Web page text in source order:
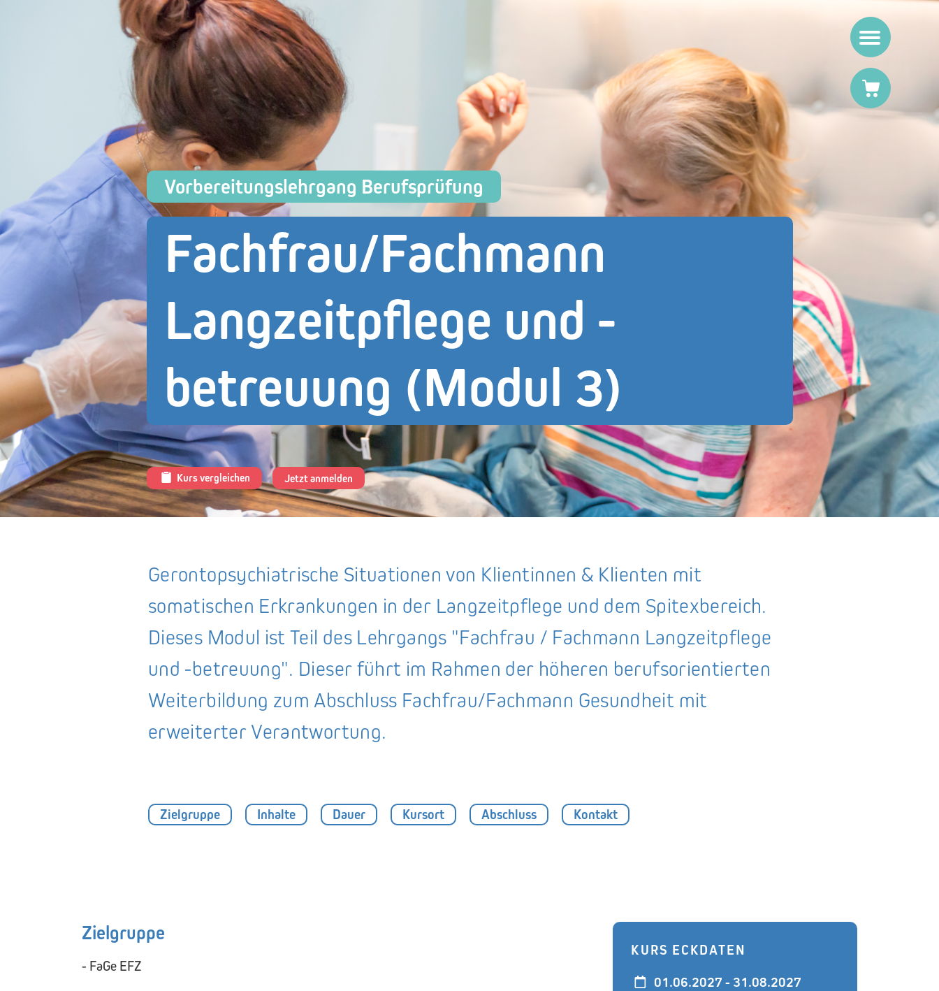
Team
Über XUND
Vorbereitungslehrgang Berufsprüfung
Fachfrau/Fachmann
Langzeitpflege und -
betreuung (Modul 3)
Kurs vergleichen Jetzt anmelden
Gerontopsychiatrische Situationen von Klientinnen & Klienten mit
somatischen Erkrankungen in der Langzeitpflege und dem Spitexbereich.
Dieses Modul ist Teil des Lehrgangs "Fachfrau / Fachmann Langzeitpflege
und -betreuung". Dieser führt im Rahmen der höheren berufsorientierten
Weiterbildung zum Abschluss Fachfrau/Fachmann Gesundheit mit
erweiterter Verantwortung.
Zielgruppe Inhalte Dauer Kursort Abschluss Kontakt
Zielgruppe
- FaGe EFZ
KURS ECKDATEN
01.06.2027 - 31.08.2027